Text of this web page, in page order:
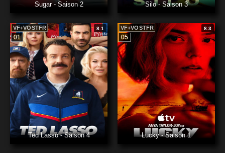
Sugar - Saison 2 Silo - Saison 3
VF+VOSTFR 8.1
01
Ted Lasso - Saison 4
VF+VOSTFR 8.3
05
Lucky - Saison 1